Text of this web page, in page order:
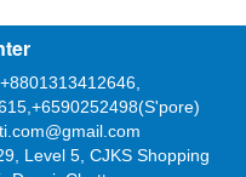
+8801313412646,
Level 5, CJKS Shopping